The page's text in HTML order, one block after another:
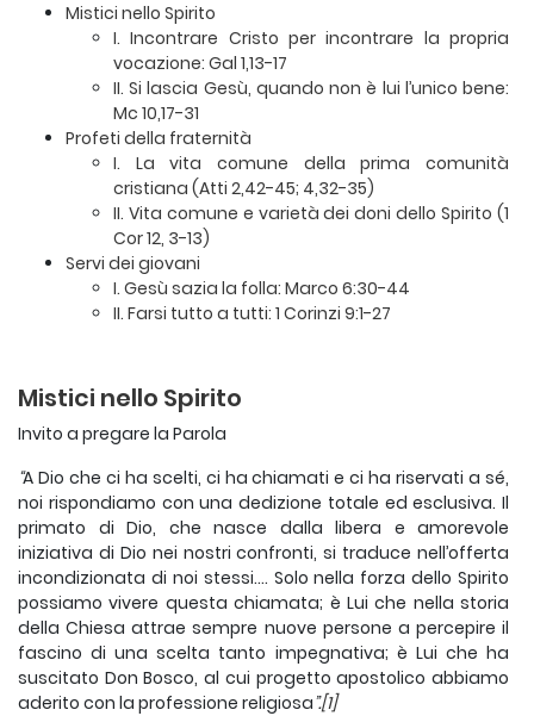
Mistici nello Spirito
I. Incontrare Cristo per incontrare la propria
vocazione: Gal 1,13-17
II. Si lascia Gesù, quando non è lui l’unico bene:
Mc 10,17-31
Profeti della fraternità
I. La vita comune della prima comunità
cristiana (Atti 2,42-45; 4,32-35)
II. Vita comune e varietà dei doni dello Spirito (1
Cor 12, 3-13)
Servi dei giovani
I. Gesù sazia la folla: Marco 6:30-44
II. Farsi tutto a tutti: 1 Corinzi 9:1-27
Mistici nello Spirito
Invito a pregare la Parola
“A Dio che ci ha scelti, ci ha chiamati e ci ha riservati a sé,
noi rispondiamo con una dedizione totale ed esclusiva. Il
primato di Dio, che nasce dalla libera e amorevole
iniziativa di Dio nei nostri confronti, si traduce nell’offerta
incondizionata di noi stessi…. Solo nella forza dello Spirito
possiamo vivere questa chiamata; è Lui che nella storia
della Chiesa attrae sempre nuove persone a percepire il
fascino di una scelta tanto impegnativa; è Lui che ha
suscitato Don Bosco, al cui progetto apostolico abbiamo
aderito con la professione religiosa”.[1]